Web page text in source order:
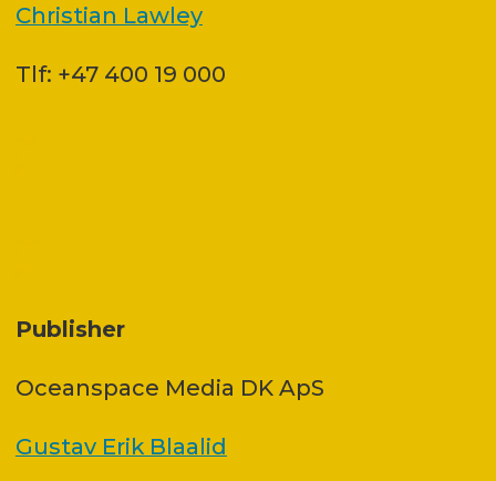
Christian Lawley
Tlf: +47 400 19 000
Publisher
Oceanspace Media DK ApS
Gustav Erik Blaalid